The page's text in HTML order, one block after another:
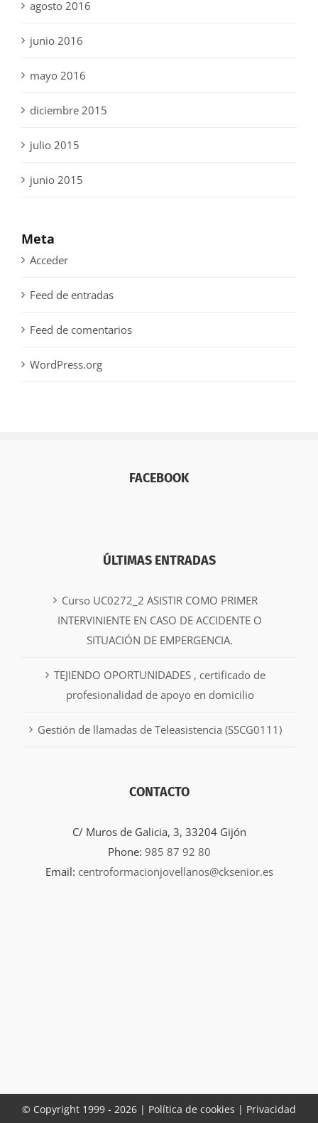
agosto 2016
junio 2016
mayo 2016
diciembre 2015
julio 2015
junio 2015
Meta
Acceder
Feed de entradas
Feed de comentarios
WordPress.org
FACEBOOK
ÚLTIMAS ENTRADAS
Curso UC0272_2 ASISTIR COMO PRIMER
INTERVINIENTE EN CASO DE ACCIDENTE O
SITUACIÓN DE EMPERGENCIA.
TEJIENDO OPORTUNIDADES , certificado de
profesionalidad de apoyo en domicilio
Gestión de llamadas de Teleasistencia (SSCG0111)
CONTACTO
C/ Muros de Galicia, 3, 33204 Gijón
Phone: 985 87 92 80
Email: centroformacionjovellanos@cksenior.es
© Copyright 1999 - 2026 | Política de cookies | Privacidad